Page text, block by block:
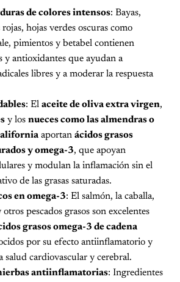
de colores intensos: Bayas,
rojas, hojas verdes oscuras como
pimientos y betabel contienen
y antioxidantes que ayudan a
libres y a moderar la respuesta
: El aceite de oliva extra virgen,
y los nueces como las almendras o
aportan ácidos grasos
y omega-3, que apoyan
y modulan la inflamación sin el
de las grasas saturadas.
en omega-3: El salmón, la caballa,
otros pescados grasos son excelentes
grasos omega-3 de cadena
por su efecto antiinflamatorio y
salud cardiovascular y cerebral.
antiinflamatorias: Ingredientes